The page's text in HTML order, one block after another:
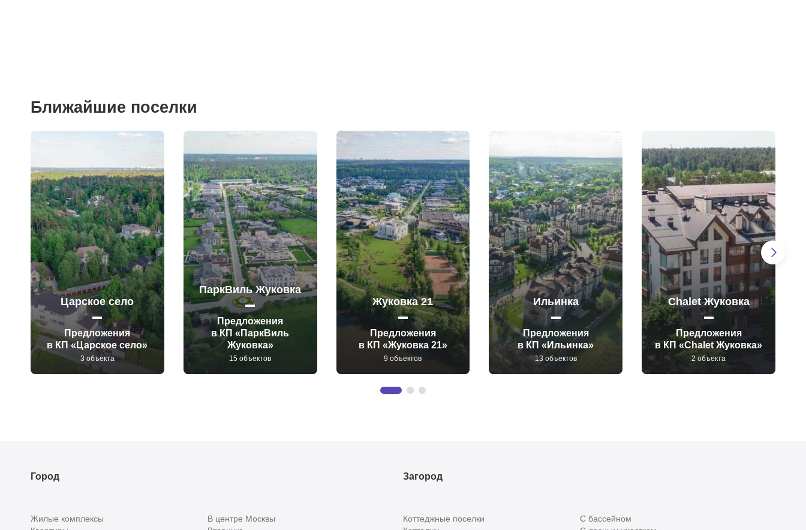
Ближайшие поселки
Царское село
Предложения
в КП «Царское село»
3 объекта
ПаркВиль Жуковка
Предложения
в КП «ПаркВиль
Жуковка»
15 объектов
Жуковка 21
Предложения
в КП «Жуковка 21»
9 объектов
Ильинка
Предложения
в КП «Ильинка»
13 объектов
Chalet Жуковка
Предложения
в КП «Chalet Жуковка»
2 объекта
Город
Жилые комплексы
В центре Москвы
Загород
Коттеджные поселки
С бассейном